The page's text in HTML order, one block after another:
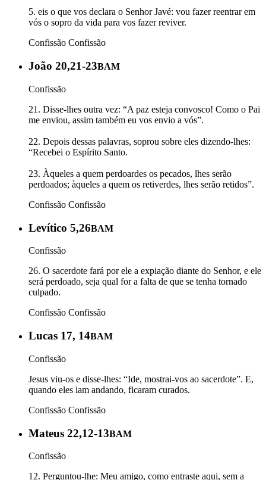
5. eis o que vos declara o Senhor Javé: vou fazer reentrar em
vós o sopro da vida para vos fazer reviver.
Confissão Confissão
João 20,21-23BAM
Confissão
21. Disse-lhes outra vez: “A paz esteja convosco! Como o Pai
me enviou, assim também eu vos envio a vós”.
22. Depois dessas palavras, soprou sobre eles dizendo-lhes:
“Recebei o Espírito Santo.
23. Àqueles a quem perdoardes os pecados, lhes serão
perdoados; àqueles a quem os retiverdes, lhes serão retidos”.
Confissão Confissão
Levítico 5,26BAM
Confissão
26. O sacerdote fará por ele a expiação diante do Senhor, e ele
será perdoado, seja qual for a falta de que se tenha tornado
culpado.
Confissão Confissão
Lucas 17, 14BAM
Confissão
Jesus viu-os e disse-lhes: “Ide, mostrai-vos ao sacerdote”. E,
quando eles iam andando, ficaram curados.
Confissão Confissão
Mateus 22,12-13BAM
Confissão
12. Perguntou-lhe: Meu amigo, como entraste aqui, sem a